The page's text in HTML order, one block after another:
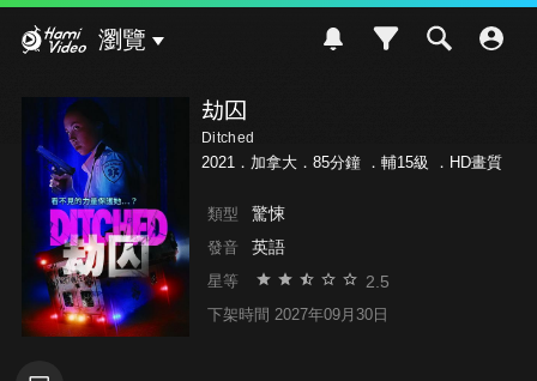
瀏覽
劫囚
Ditched
2021．加拿大．85分鐘 ． 輔15級 ．HD畫質
類型 驚悚
發音 英語
星等 2.5
下架時間 2027年09月30日